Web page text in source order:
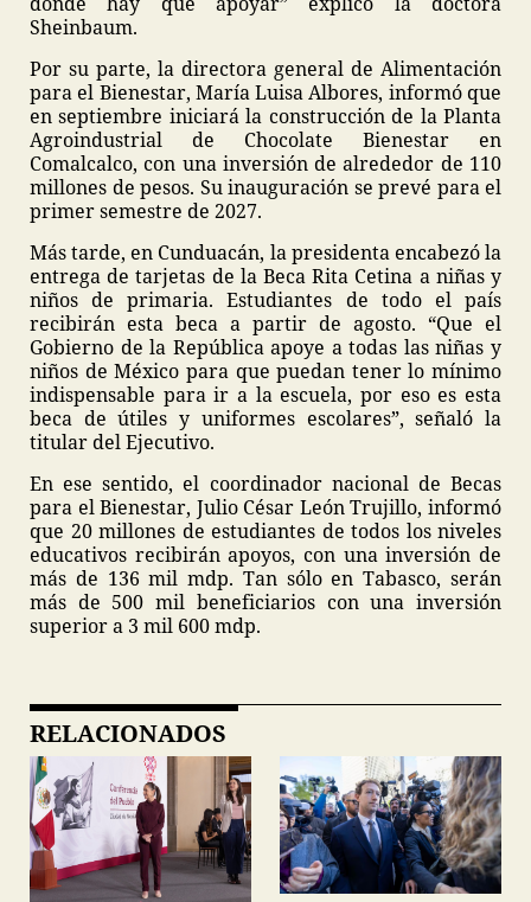
Sheinbaum.
Por su parte, la directora general de Alimentación
para el Bienestar, María Luisa Albores, informó que
en septiembre iniciará la construcción de la Planta
Agroindustrial de Chocolate Bienestar en
Comalcalco, con una inversión de alrededor de 110
millones de pesos. Su inauguración se prevé para el
primer semestre de 2027.
Más tarde, en Cunduacán, la presidenta encabezó la
entrega de tarjetas de la Beca Rita Cetina a niñas y
niños de primaria. Estudiantes de todo el país
recibirán esta beca a partir de agosto. “Que el
Gobierno de la República apoye a todas las niñas y
niños de México para que puedan tener lo mínimo
indispensable para ir a la escuela, por eso es esta
beca de útiles y uniformes escolares”, señaló la
titular del Ejecutivo.
En ese sentido, el coordinador nacional de Becas
para el Bienestar, Julio César León Trujillo, informó
que 20 millones de estudiantes de todos los niveles
educativos recibirán apoyos, con una inversión de
más de 136 mil mdp. Tan sólo en Tabasco, serán
más de 500 mil beneficiarios con una inversión
superior a 3 mil 600 mdp.
RELACIONADOS